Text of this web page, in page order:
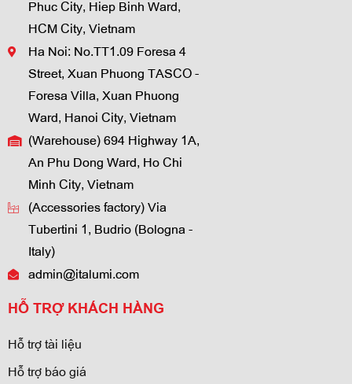
Phuc City, Hiep Binh Ward,
HCM City, Vietnam
Ha Noi: No.TT1.09 Foresa 4
Street, Xuan Phuong TASCO -
Foresa Villa, Xuan Phuong
Ward, Hanoi City, Vietnam
(Warehouse) 694 Highway 1A,
An Phu Dong Ward, Ho Chi
Minh City, Vietnam
(Accessories factory) Via
Tubertini 1, Budrio (Bologna -
Italy)
admin@italumi.com
HỖ TRỢ KHÁCH HÀNG
Hỗ trợ tài liệu
Hỗ trợ báo giá